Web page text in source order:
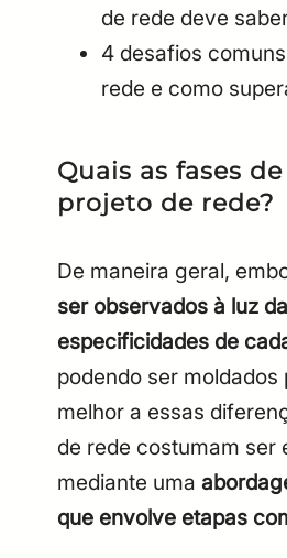
de rede deve
4 desafios
rede e como
Quais as fases
projeto de rede?
De maneira geral,
ser observados à luz
especificidades de
podendo ser moldados
melhor a essas
de rede costumam ser
mediante uma
que envolve etapas